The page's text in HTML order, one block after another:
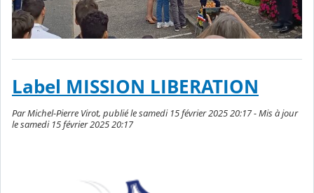
Label MISSION LIBERATION
Par Michel-Pierre Virot, publié le samedi 15 février 2025 20:17 - Mis à jour
le samedi 15 février 2025 20:17